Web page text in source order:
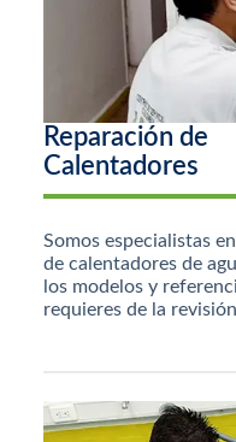
Reparación de
Calentadores
Somos especialistas
de calentadores de
los modelos y
requieres de la